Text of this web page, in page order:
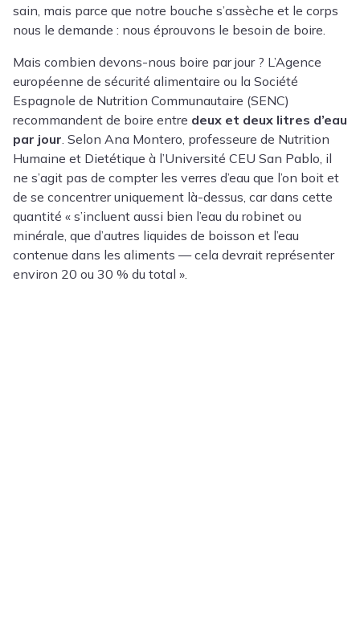
sain, mais parce que notre bouche s’assèche et le corps
nous le demande : nous éprouvons le besoin de boire.
Mais combien devons-nous boire par jour ? L’Agence
européenne de sécurité alimentaire ou la Société
Espagnole de Nutrition Communautaire (SENC)
recommandent de boire entre deux et deux litres d’eau
par jour . Selon Ana Montero , professeure de Nutrition
Humaine et Dietétique à l’Université CEU San Pablo, il
ne s’agit pas de compter les verres d’eau que l’on boit et
de se concentrer uniquement là-dessus, car dans cette
quantité « s’incluent aussi bien l’eau du robinet ou
minérale, que d’autres liquides de boisson et l’eau
contenue dans les aliments — cela devrait représenter
environ 20 ou 30 % du total ».